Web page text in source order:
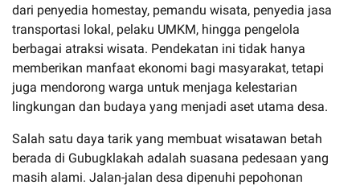
dari penyedia homestay, pemandu wisata, penyedia jasa
transportasi lokal, pelaku UMKM, hingga pengelola
berbagai atraksi wisata. Pendekatan ini tidak hanya
memberikan manfaat ekonomi bagi masyarakat, tetapi
juga mendorong warga untuk menjaga kelestarian
lingkungan dan budaya yang menjadi aset utama desa.
Salah satu daya tarik yang membuat wisatawan betah
berada di Gubugklakah adalah suasana pedesaan yang
masih alami. Jalan-jalan desa dipenuhi pepohonan